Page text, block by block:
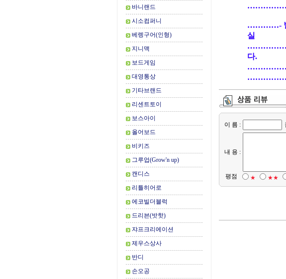
바니랜드
시소컴퍼니
베렝구어(인형)
지니맥
보드게임
대영통상
기타브랜드
리센트토이
보스아이
올어보드
비키즈
그루업(Grow'n up)
캔디스
리틀히어로
에코빌더블럭
드리븐(밧핫)
쟈프크리에이션
제우스상사
반디
손오공
……………
…………- 별
실
……………경
다.
……………(원
……………
이 름 :
내 용 :
평점 ★ ★★